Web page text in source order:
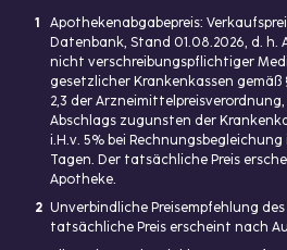
1
Apothekenabgabepreis:
Datenbank, Stand 01.08.2026, d. h.
nicht verschreibungspflichtiger
gesetzlicher Krankenkassen gemäß §
2,3 der
Abschlags zugunsten der
i.H.v. 5% bei
Tagen. Der tatsächliche Preis
Apotheke.
2 Unverbindliche Preisempfehlung
tatsächliche Preis erscheint nach